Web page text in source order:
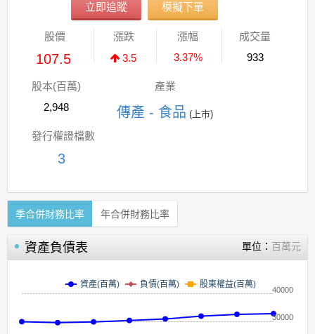
立即追蹤 模擬下單
股價
107.5
漲跌
3.5
漲幅
3.37%
成交量
933
股本(百萬)
2,948
產業
傳產 - 食品 (上市)
發行權證檔數
3
季合併財務比率 年合併財務比率
資產負債表 單位： 百萬元
資產(百萬) 負債(百萬) 股東權益(百萬)
30000
40000